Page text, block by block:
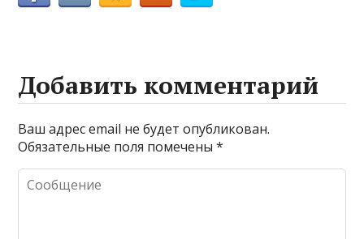
Добавить комментарий
Ваш адрес email не будет опубликован.
Обязательные поля помечены*